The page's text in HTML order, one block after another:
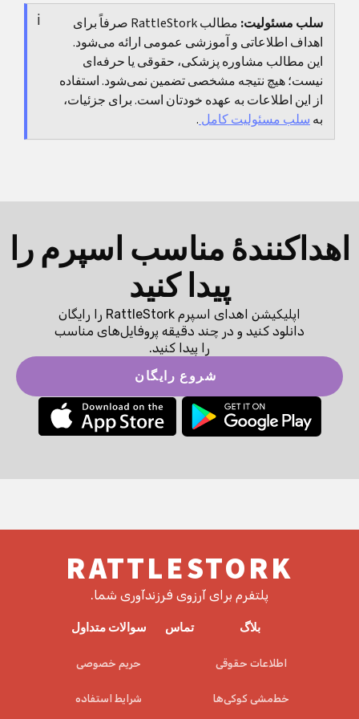
نوزاد شما خیلی بی‌قرار است و علت دیگری پیدا نمی‌کنید،
مشاوره پزشکی منطقی است.
سلب مسئولیت:
مطالب RattleStork صرفاً برای
اهداف اطلاعاتی و آموزشی عمومی ارائه می‌شود.
این مطالب مشاوره پزشکی، حقوقی یا حرفه‌ای
نیست؛ هیچ نتیجه مشخصی تضمین نمی‌شود. استفاده
از این اطلاعات به عهده خودتان است. برای جزئیات،
بهسلب مسئولیت کامل.
اهداکنندهٔ مناسب اسپرم را
پیدا کنید
اپلیکیشن اهدای اسپرم RattleStork را رایگان
دانلود کنید و در چند دقیقه پروفایل‌های مناسب
را پیدا کنید.
شروع رایگان
RATTLESTORK
پلتفرم برای آرزوی فرزندآوری شما.
بلاگ تماس سوالات متداول
اطلاعات حقوقی حریم خصوصی
خط‌مشی کوکی‌ها شرایط استفاده